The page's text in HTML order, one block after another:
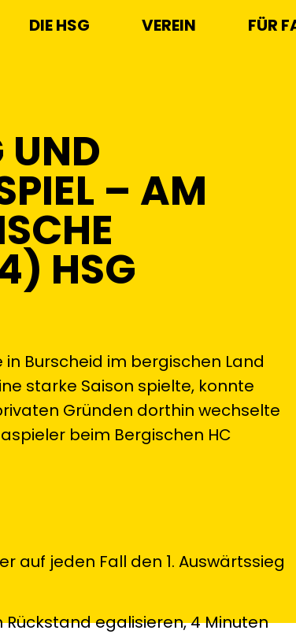
DIE HSG VEREIN FÜR
UND
– AM
HSG
Burscheid im bergischen Land
starke Saison spielte, konnte
Gründen dorthin wechselte
beim Bergischen HC
auf jeden Fall den 1. Auswärtssieg
egalisieren, 4 Minuten